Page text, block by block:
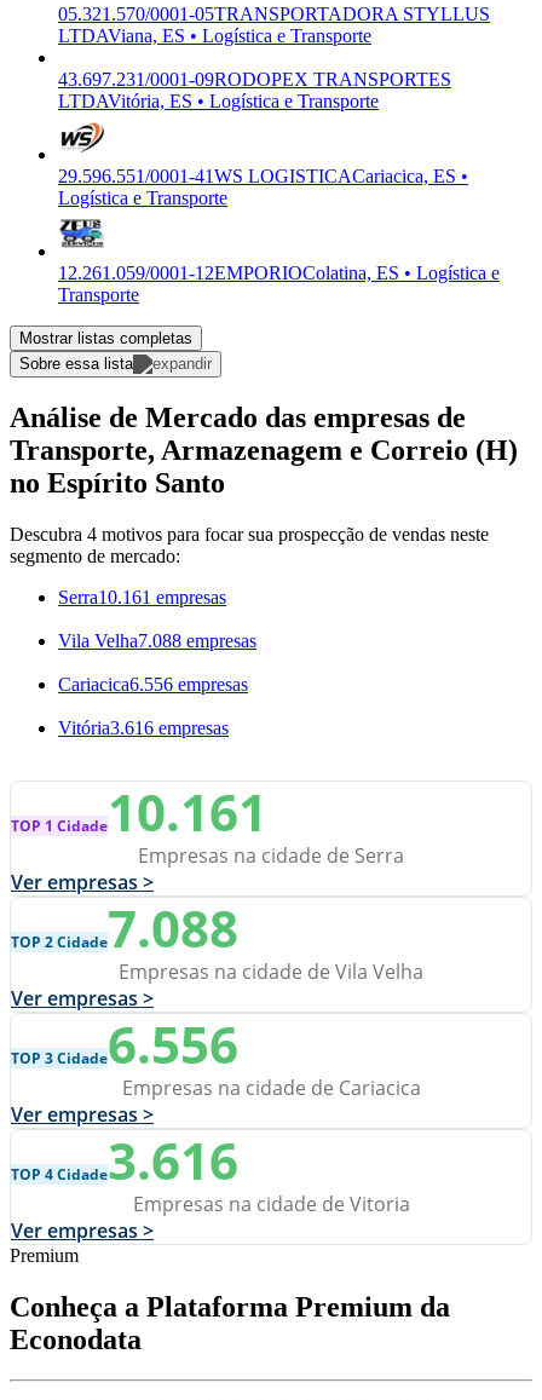
05.321.570/0001-05TRANSPORTADORA STYLLUS
LTDAViana, ES • Logística e Transporte
43.697.231/0001-09RODOPEX TRANSPORTES
LTDAVitória, ES • Logística e Transporte
29.596.551/0001-41WS LOGISTICACariacica, ES •
Logística e Transporte
12.261.059/0001-12EMPORIOColatina, ES • Logística e
Transporte
Mostrar listas completas
Sobre essa lista
Análise de Mercado das empresas de
Transporte, Armazenagem e Correio (H)
no Espírito Santo
Descubra 4 motivos para focar sua prospecção de vendas neste
segmento de mercado:
Serra10.161 empresas
Vila Velha7.088 empresas
Cariacica6.556 empresas
Vitória3.616 empresas
TOP 1 Cidade10.161
Empresas na cidade de Serra
Ver empresas >
TOP 2 Cidade7.088
Empresas na cidade de Vila Velha
Ver empresas >
TOP 3 Cidade6.556
Empresas na cidade de Cariacica
Ver empresas >
TOP 4 Cidade3.616
Empresas na cidade de Vitoria
Ver empresas >
Premium
Conheça a Plataforma Premium da
Econodata